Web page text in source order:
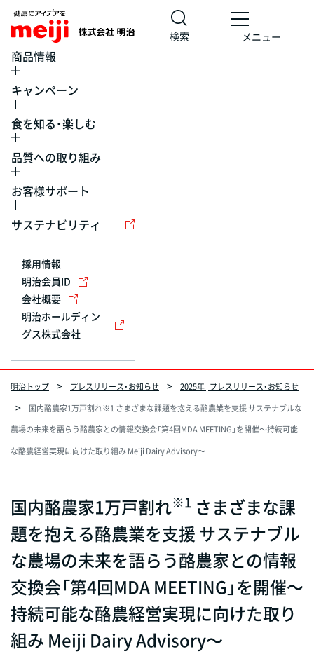
検索 メニュー
商品情報
キャンペーン
食を知る・楽しむ
品質への取り組み
お客様サポート
サステナビリティ
採用情報
明治会員ID
会社概要
明治ホールディン
グス株式会社
明治トップ プレスリリース・お知らせ
2025年 | プレスリリース・お知らせ
国内酪農家1万戸割れ※1 さまざまな課題を抱える酪農業を支援 サステナブルな
農場の未来を語らう酪農家との情報交換会「第4回MDA MEETING」を開催～持続可能
な酪農経営実現に向けた取り組み Meiji Dairy Advisory～
国内酪農家1万戸割れ※1 さまざまな課
題を抱える酪農業を支援 サステナブル
な農場の未来を語らう酪農家との情報
交換会「第4回MDA MEETING」を開催～
持続可能な酪農経営実現に向けた取り
組み Meiji Dairy Advisory～